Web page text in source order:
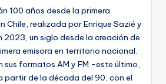
100 años desde la primera
Chile, realizada por Enrique Sazié y
2023, un siglo desde la creación de
emisora en territorio nacional.
sus formatos AM y FM -este último,
partir de la década del 90, con el